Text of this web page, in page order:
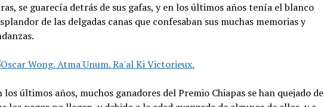
se guarecía detrás de sus gafas, y en los últimos años tenía el blanco
de las delgadas canas que confesaban sus muchas memorias y
los últimos años, muchos ganadores del Premio Chiapas se han quejado de